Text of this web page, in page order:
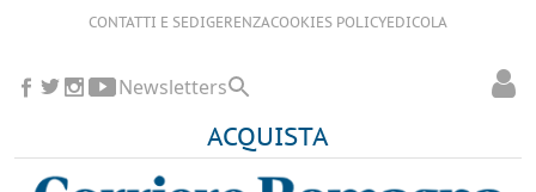
CONTATTI E SEDIGERENZACOOKIES POLICYEDICOLA
ACQUISTA
Newsletters